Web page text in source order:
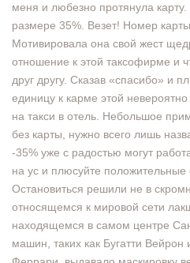
меня и любезно протянула
размере 35%. Везет! Номер
Мотивировала она свой жест
отношение к этой таксофирме и
друг другу. Сказав «спасибо» и
единицу к карме этой
на такси в отель. Небольшое
без карты, нужно всего лишь
-35% уже с радостью могут
на ус и плюсуйте
Остановиться решили не в
относящемся к мировой сети
находящемся в самом центре
машин, таких как Бугатти